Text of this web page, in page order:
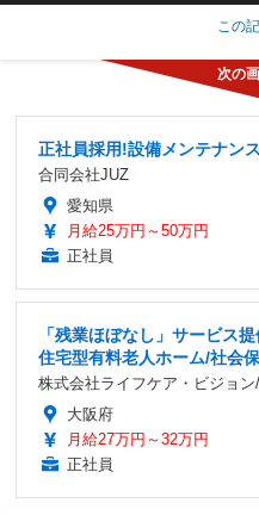
この
正社員採用!設備メンテナン
合同会社JUZ
愛知県
月給25万円～50万円
正社員
「残業ほぼなし」サービス
住宅型有料老人ホーム/社会
株式会社ライフケア・ビジョ
大阪府
月給27万円～32万円
正社員